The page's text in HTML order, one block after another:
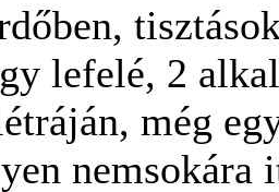
lefelé, 2
még
nemsokára